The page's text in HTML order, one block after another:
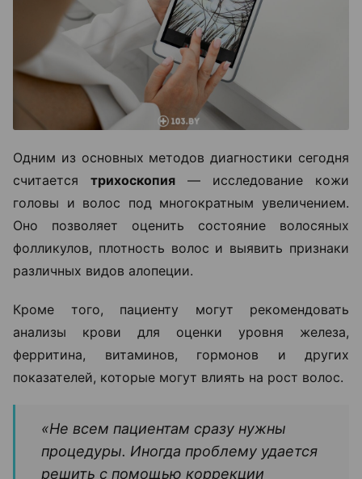
Одним из основных методов диагностики сегодня
считается трихоскопия — исследование кожи
головы и волос под многократным увеличением.
Оно позволяет оценить состояние волосяных
фолликулов, плотность волос и выявить признаки
различных видов алопеции.
Кроме того, пациенту могут рекомендовать
анализы крови для оценки уровня железа,
ферритина, витаминов, гормонов и других
показателей, которые могут влиять на рост волос.
«Не всем пациентам сразу нужны
процедуры. Иногда проблему удается
решить с помощью коррекции